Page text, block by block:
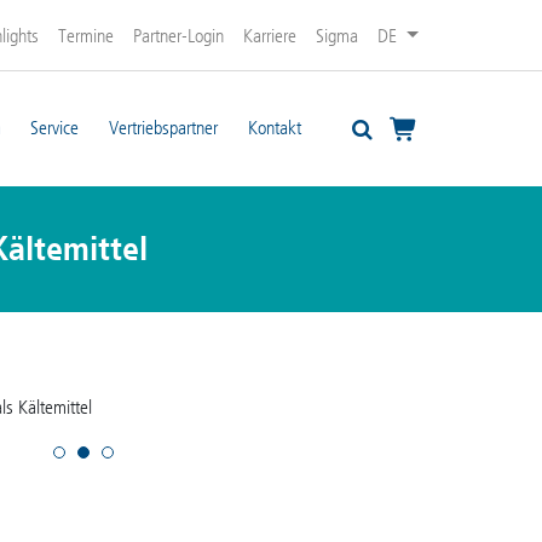
Termine Partner-Login Karriere Sigma DE
Service Vertriebspartner Kontakt
Kältemittel